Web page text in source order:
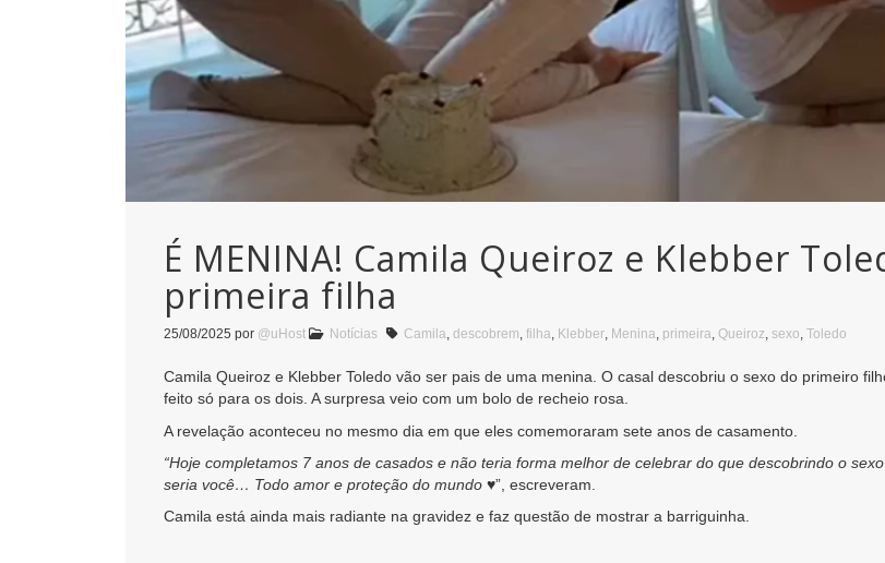
É MENINA! Camila Queiroz e Klebber
primeira filha
25/08/2025 por @uHost Notícias Camila, descobrem, filha, Klebber, Menina, primeira, Queiroz, sexo, Toledo
Camila Queiroz e Klebber Toledo vão ser pais de uma menina. O casal descobriu o sexo do primeiro
feito só para os dois. A surpresa veio com um bolo de recheio rosa.
A revelação aconteceu no mesmo dia em que eles comemoraram sete anos de casamento.
“Hoje completamos 7 anos de casados e não teria forma melhor de celebrar do que descobrindo o
seria você… Todo amor e proteção do mundo ♥️”, escreveram.
Camila está ainda mais radiante na gravidez e faz questão de mostrar a barriguinha.